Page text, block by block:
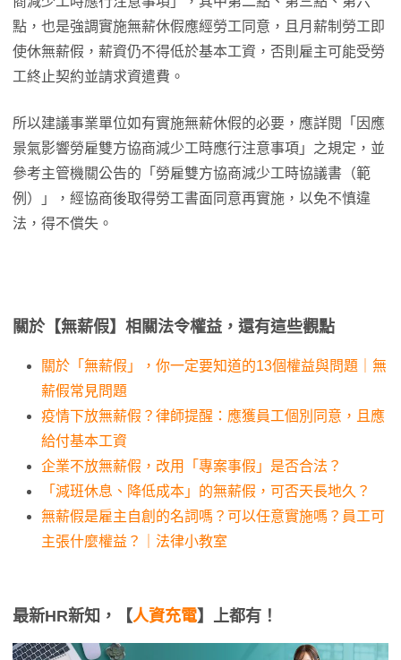
點，也是強調實施無薪休假應經勞工同意，且月薪制勞工即
使休無薪假，薪資仍不得低於基本工資，否則雇主可能受勞
工終止契約並請求資遣費。
所以建議事業單位如有實施無薪休假的必要，應詳閱「因應
景氣影響勞雇雙方協商減少工時應行注意事項」之規定，並
參考主管機關公告的「勞雇雙方協商減少工時協議書（範
例）」，經協商後取得勞工書面同意再實施，以免不慎違
法，得不償失。
關於【無薪假】相關法令權益，還有這些觀點
關於「無薪假」，你一定要知道的13個權益與問題｜無
薪假常見問題
疫情下放無薪假？律師提醒：應獲員工個別同意，且應
給付基本工資
企業不放無薪假，改用「專案事假」是否合法？
「減班休息、降低成本」的無薪假，可否天長地久？
無薪假是雇主自創的名詞嗎？可以任意實施嗎？員工可
主張什麼權益？｜法律小教室
最新HR新知，【人資充電】上都有！